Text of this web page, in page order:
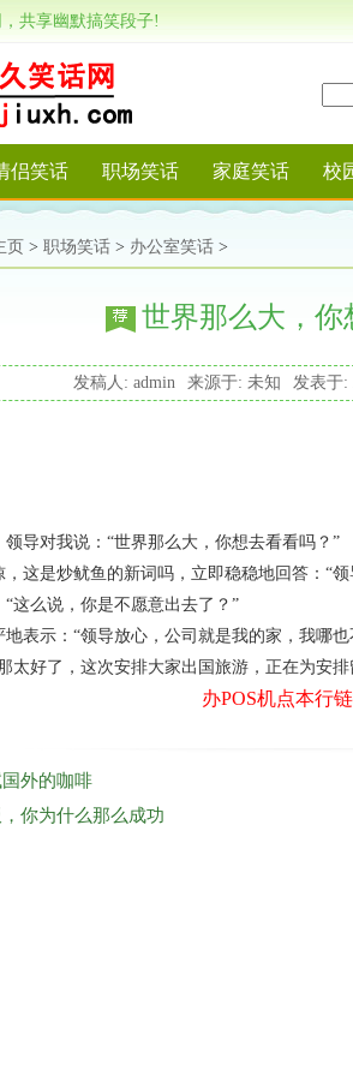
共享幽默搞笑段子!
侣笑话 职场笑话 家庭笑话 校
页 > 职场笑话 > 办公室笑话 >
世界那么大，你
发稿人: admin 来源于: 未知 发表于:
对我说：“世界那么大，你想去看看吗？”
是炒鱿鱼的新词吗，立即稳稳地回答：“领
么说，你是不愿意出去了？”
示：“领导放心，公司就是我的家，我哪也
好了，这次安排大家出国旅游，正在为安排
办POS机点本行
外的咖啡
你为什么那么成功